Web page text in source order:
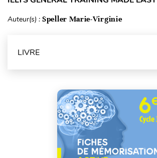
Auteur(s) : Speller Marie-Virginie
LIVRE